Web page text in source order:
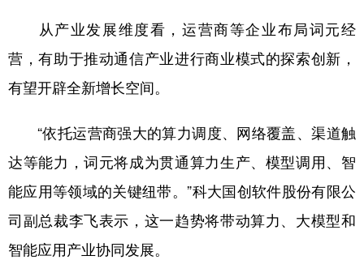
从产业发展维度看，运营商等企业布局词元经
营，有助于推动通信产业进行商业模式的探索创新，
有望开辟全新增长空间。
“依托运营商强大的算力调度、网络覆盖、渠道触
达等能力，词元将成为贯通算力生产、模型调用、智
能应用等领域的关键纽带。”科大国创软件股份有限公
司副总裁李飞表示，这一趋势将带动算力、大模型和
智能应用产业协同发展。